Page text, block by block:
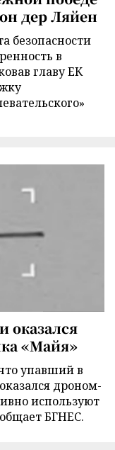
дер Ляйен
безопасности
в
главу ЕК
оказался
«Майя»
упавший в
дроном-
используют
БГНЕС.